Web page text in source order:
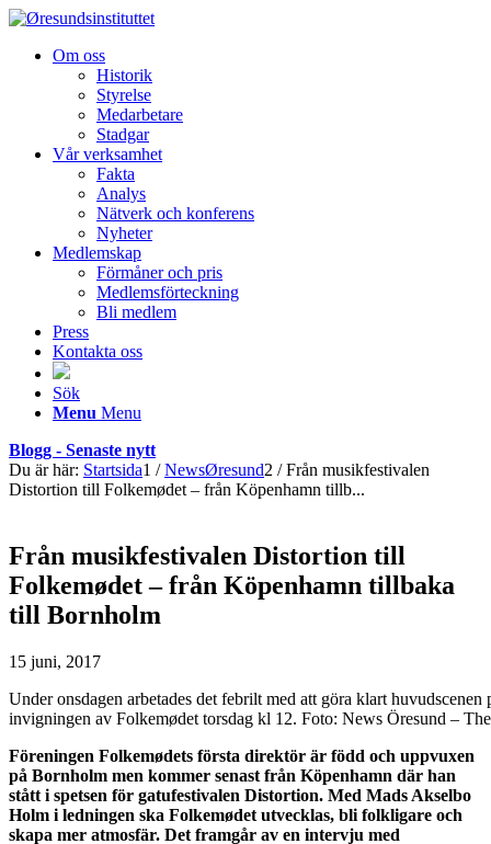
Om oss
Historik
Styrelse
Medarbetare
Stadgar
Vår verksamhet
Fakta
Analys
Nätverk och konferens
Nyheter
Medlemskap
Förmåner och pris
Medlemsförteckning
Bli medlem
Press
Kontakta oss
Sök
Menu Menu
Blogg - Senaste nytt
Du är här: Startsida1 / NewsØresund2 / Från musikfestivalen
Distortion till Folkemødet – från Köpenhamn tillb...
Från musikfestivalen Distortion till
Folkemødet – från Köpenhamn tillbaka
till Bornholm
15 juni, 2017
Under onsdagen arbetades det febrilt med att göra klart
invigningen av Folkemødet torsdag kl 12. Foto: News Öresund –
Föreningen Folkemødets första direktör är född och uppvuxen
på Bornholm men kommer senast från Köpenhamn där han
stått i spetsen för gatufestivalen Distortion. Med Mads Akselbo
Holm i ledningen ska Folkemødet utvecklas, bli folkligare och
skapa mer atmosfär. Det framgår av en intervju med